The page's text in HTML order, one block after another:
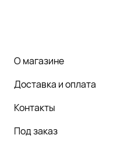
О магазине
Доставка и оплата
Контакты
Под заказ